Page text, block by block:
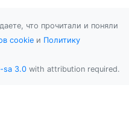
что прочитали и поняли
cookie и Политику
sa 3.0 with attribution required.